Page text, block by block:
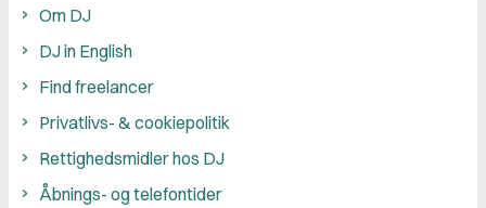
Om DJ
DJ in English
Find freelancer
Privatlivs- & cookiepolitik
Rettighedsmidler hos DJ
Åbnings- og telefontider